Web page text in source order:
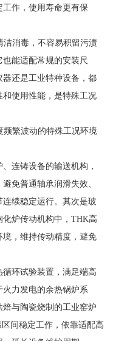
作，使用寿命更有保
消毒，不容易积留污渍
能适配常规的安装尺
还是工业特种设备，都
使用性能，是特殊工况
繁波动的特殊工况环境
连铸设备的输送机构，
免普通轴承润滑失效、
续稳定运行。其次是玻
炉传动机构中，THK高
，维持传动精度，避免
环试验装置，满足端高
力发电的余热锅炉系
与陶瓷烧制的工业窑炉
间稳定工作，依靠适配高